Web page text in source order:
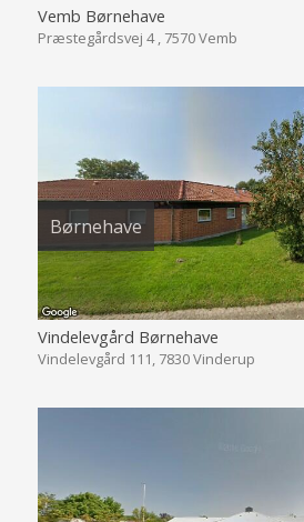
Vemb Børnehave
Præstegårdsvej 4 , 7570 Vemb
Børnehave
Vindelevgård Børnehave
Vindelevgård 111, 7830 Vinderup